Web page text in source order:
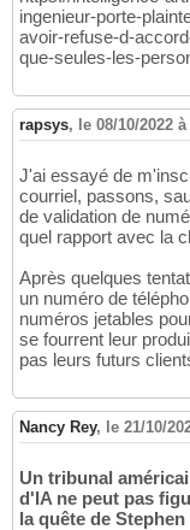
ingenieur-porte-
avoir-refuse-d-
que-seules-les-
rapsys, le 08/10/2022
J'ai essayé de
courriel, passons,
de validation de
quel rapport avec la
Après quelques
un numéro de
numéros jetables
se fourrent leur
pas leurs futurs
Nancy Rey, le 21/10/
Un tribunal
d'IA ne peut pas
la quête de